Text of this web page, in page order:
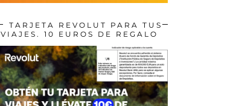
TARJETA REVOLUT PARA TUS
VIAJES. 10 EUROS DE REGALO